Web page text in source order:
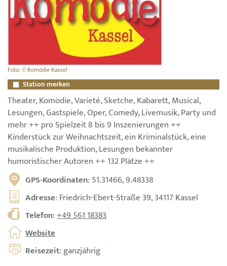
Foto: © Komödie Kassel
Station merken
Theater, Komödie, Varieté, Sketche, Kabarett, Musical,
Lesungen, Gastspiele, Oper, Comedy, Livemusik, Party und
mehr ++ pro Spielzeit 8 bis 9 Inszenierungen ++
Kinderstück zur Weihnachtszeit, ein Kriminalstück, eine
musikalische Produktion, Lesungen bekannter
humoristischer Autoren ++ 132 Plätze ++
GPS-Koordinaten: 51.31466, 9.48338
Adresse: Friedrich-Ebert-Straße 39, 34117 Kassel
Telefon:+49 561 18383
Website
Reisezeit: ganzjährig